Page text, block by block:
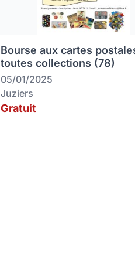
Bourse aux cartes
toutes collections (78)
05/01/2025
Juziers
Gratuit